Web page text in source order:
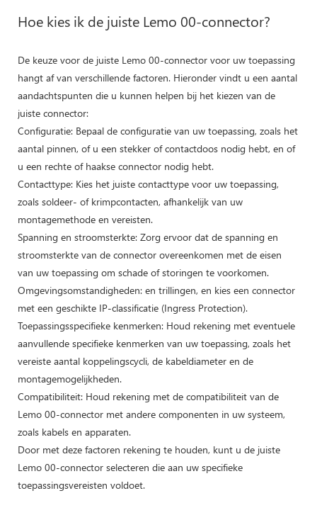
Hoe kies ik de juiste Lemo 00-connector?
De keuze voor de juiste Lemo 00-connector voor uw toepassing
hangt af van verschillende factoren. Hieronder vindt u een aantal
aandachtspunten die u kunnen helpen bij het kiezen van de
juiste connector:
Configuratie: Bepaal de configuratie van uw toepassing, zoals het
aantal pinnen, of u een stekker of contactdoos nodig hebt, en of
u een rechte of haakse connector nodig hebt.
Contacttype: Kies het juiste contacttype voor uw toepassing,
zoals soldeer- of krimpcontacten, afhankelijk van uw
montagemethode en vereisten.
Spanning en stroomsterkte: Zorg ervoor dat de spanning en
stroomsterkte van de connector overeenkomen met de eisen
van uw toepassing om schade of storingen te voorkomen.
Omgevingsomstandigheden: en trillingen, en kies een connector
met een geschikte IP-classificatie (Ingress Protection).
Toepassingsspecifieke kenmerken: Houd rekening met eventuele
aanvullende specifieke kenmerken van uw toepassing, zoals het
vereiste aantal koppelingscycli, de kabeldiameter en de
montagemogelijkheden.
Compatibiliteit: Houd rekening met de compatibiliteit van de
Lemo 00-connector met andere componenten in uw systeem,
zoals kabels en apparaten.
Door met deze factoren rekening te houden, kunt u de juiste
Lemo 00-connector selecteren die aan uw specifieke
toepassingsvereisten voldoet.